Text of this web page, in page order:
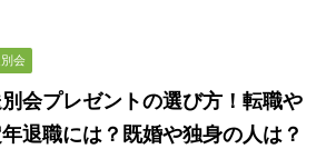
会
会プレゼントの選び方！転職や
退職には？既婚や独身の人は？